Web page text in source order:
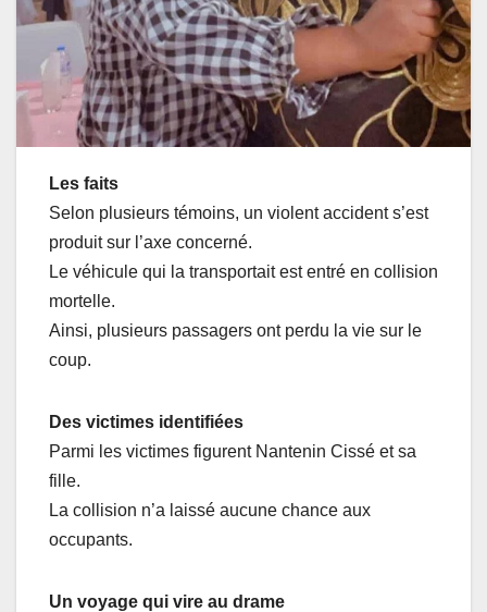
Les faits
Selon plusieurs témoins, un violent accident s’est
produit sur l’axe concerné.
Le véhicule qui la transportait est entré en collision
mortelle.
Ainsi, plusieurs passagers ont perdu la vie sur le
coup.
Des victimes identifiées
Parmi les victimes figurent Nantenin Cissé et sa
fille.
La collision n’a laissé aucune chance aux
occupants.
Un voyage qui vire au drame